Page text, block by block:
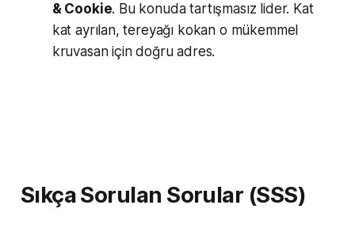
& Cookie. Bu konuda tartışmasız lider. Kat
kat ayrılan, tereyağı kokan o mükemmel
kruvasan için doğru adres.
Sıkça Sorulan Sorular (SSS)